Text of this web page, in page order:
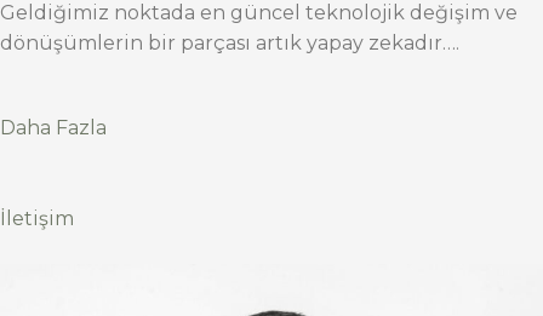
Geldiğimiz noktada en güncel teknolojik değişim ve
dönüşümlerin bir parçası artık yapay zekadır….
Daha Fazla
İletişim